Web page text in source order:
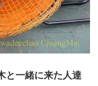
と一緒に来た人達